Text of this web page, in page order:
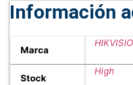
Información
Marca
Stock
High